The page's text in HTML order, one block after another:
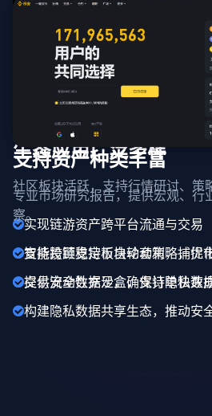
生态应用广泛多样
社区板块活跃，支持行情研讨、策
实现链游资产跨平台流通与交易
支持跨链稳定币自动套利，捕捉
提供安全数据沙盒，支持隐私数
支持资产种类丰富
专业市场研究报告，提供宏观、行
察。
智能投顾支持板块轮动策略，优
交易流动性充足，确保订单快速
构建隐私数据共享生态，推动安